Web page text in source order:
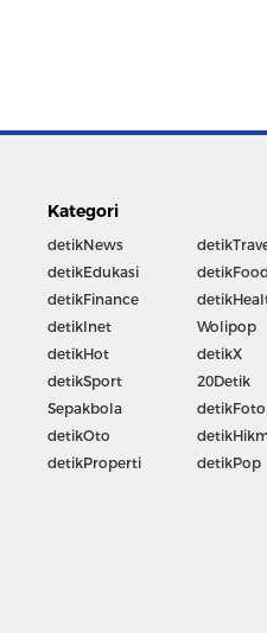
Kategori
detikNews
detikEdukasi
detikFinance
detikInet
detikHot
detikSport
Sepakbola
detikOto
detikProperti
detikFood
Wolipop
detikX
20Detik
detikFoto
detikPop